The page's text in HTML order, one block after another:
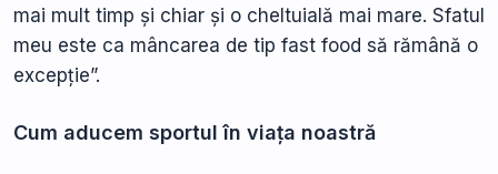
mai mult timp și chiar și o cheltuială mai mare. Sfatul
meu este ca mâncarea de tip fast food să rămână o
excepție”.
Cum aducem sportul în viața noastră